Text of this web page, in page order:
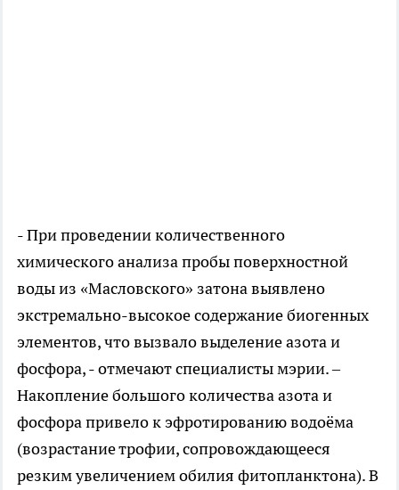
- При проведении количественного
химического анализа пробы поверхностной
воды из «Масловского» затона выявлено
экстремально-высокое содержание биогенных
элементов, что вызвало выделение азота и
фосфора, - отмечают специалисты мэрии. –
Накопление большого количества азота и
фосфора привело к эфротированию водоёма
(возрастание трофии, сопровождающееся
резким увеличением обилия фитопланктона). В